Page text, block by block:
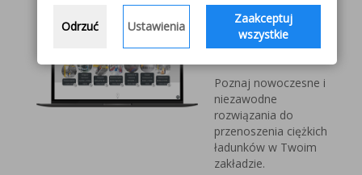
bliskiego
Vetter Kran
Technik
Poznaj nowoczesne i
niezawodne
rozwiązania do
przenoszenia ciężkich
ładunków w Twoim
zakładzie.
Odrzuć Ustawienia
Zaakceptuj
wszystkie